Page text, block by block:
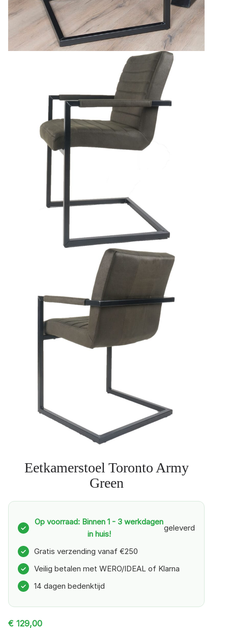
Eetkamerstoel Toronto Army
Green
✓
Op voorraad: Binnen 1 - 3 werkdagen
in huis!
geleverd
✓ Gratis verzending vanaf €250
✓ Veilig betalen met WERO/IDEAL of Klarna
✓ 14 dagen bedenktijd
€ 129,00